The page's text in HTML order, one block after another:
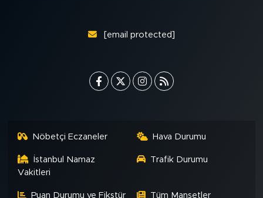
[email protected]
Nöbetçi Eczaneler Hava Durumu
İstanbul Namaz
Vakitleri
Trafik Durumu
Puan Durumu ve Fikstür Tüm Manşetler